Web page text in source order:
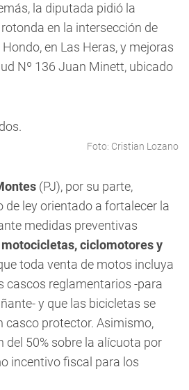
la diputada pidió la
en la intersección de
en Las Heras, y mejoras
Nº 136 Juan Minett, ubicado
Foto: Cristian Lozano
(PJ), por su parte,
de ley orientado a fortalecer la
medidas preventivas
motocicletas, ciclomotores y
toda venta de motos incluya
cascos reglamentarios -para
y que las bicicletas se
casco protector. Asimismo,
del 50% sobre la alícuota por
incentivo fiscal para los